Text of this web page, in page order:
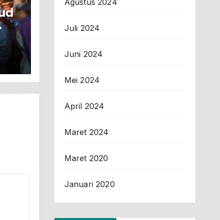
Juli 2024
Juni 2024
Mei 2024
April 2024
Maret 2024
Maret 2020
Januari 2020